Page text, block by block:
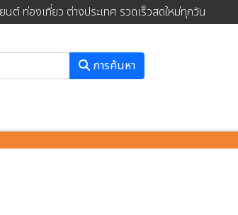
ท่องเที่ยว ต่างประเทศ รวดเร็วสดใหม่ทุกวัน
การค้นหา